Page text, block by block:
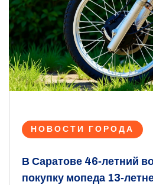
НОВОСТИ ГОРОДА
В Саратове 46‑летний
покупку мопеда